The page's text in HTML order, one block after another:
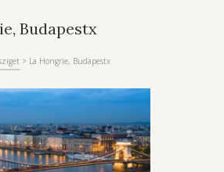
Budapestx
> La Hongrie, Budapestx